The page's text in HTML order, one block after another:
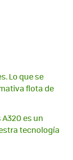
Lo que se
flota de
es un
tecnología